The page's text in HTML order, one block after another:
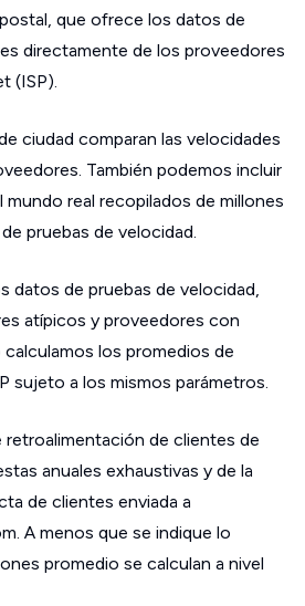
que ofrece los datos de
directamente de los proveedores
(ISP).
ciudad comparan las velocidades
También podemos incluir
mundo real recopilados de millones
pruebas de velocidad.
datos de pruebas de velocidad,
atípicos y proveedores con
los promedios de
sujeto a los mismos parámetros.
retroalimentación de clientes de
anuales exhaustivas y de la
de clientes enviada a
A menos que se indique lo
promedio se calculan a nivel